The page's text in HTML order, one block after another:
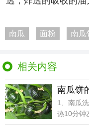
南瓜 面粉 南瓜
相关内容
南瓜饼
1、南瓜
热10分钟